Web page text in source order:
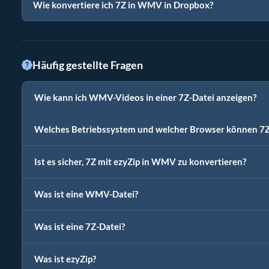
Wie konvertiere ich 7Z in WMV in Dropbox?
Häufig gestellte Fragen
Wie kann ich WMV-Videos in einer 7Z-Datei anzeigen?
Welches Betriebssystem und welcher Browser können
Ist es sicher, 7Z mit ezyZip in WMV zu konvertieren?
Was ist eine WMV-Datei?
Was ist eine 7Z-Datei?
Was ist ezyZip?